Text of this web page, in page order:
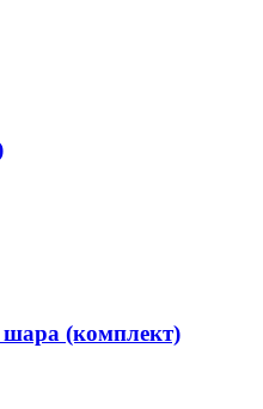
(комплект)